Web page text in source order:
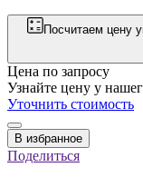
Посчитаем цену
Цена по запросу
Узнайте цену у
Уточнить стоимость
В избранное
Поделиться